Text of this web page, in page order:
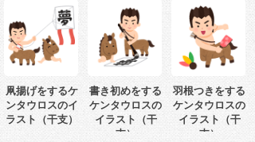
凧揚げをするケ
ンタウロスのイ
ラスト（干支）
書き初めをする
ケンタウロスの
イラスト（干
支）
羽根つきをする
ケンタウロスの
イラスト（干
支）